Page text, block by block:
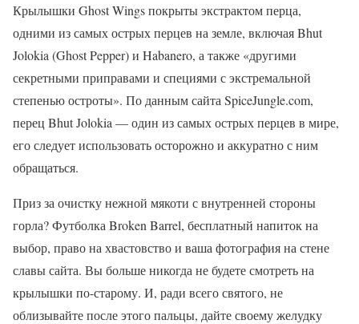
Крылышки Ghost Wings покрыты экстрактом перца,
одними из самых острых перцев на земле, включая Bhut
Jolokia (Ghost Pepper) и Habanero, а также «другими
секретными приправами и специями с экстремальной
степенью остроты». По данным сайта SpiceJungle.com,
перец Bhut Jolokia — один из самых острых перцев в мире,
его следует использовать осторожно и аккуратно с ним
обращаться.
Приз за очистку нежной мякоти с внутренней стороны
горла? Футболка Broken Barrel, бесплатный напиток на
выбор, право на хвастовство и ваша фотография на стене
славы сайта. Вы больше никогда не будете смотреть на
крылышки по-старому. И, ради всего святого, не
облизывайте после этого пальцы, дайте своему желудку